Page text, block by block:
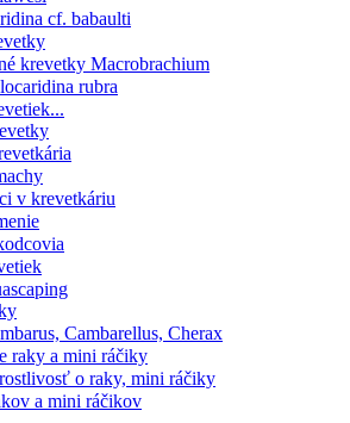
cf. babaulti
krevetky Macrobrachium
rubra
v krevetkáriu
Cambarellus, Cherax
a mini ráčiky
o raky, mini ráčiky
a mini ráčikov